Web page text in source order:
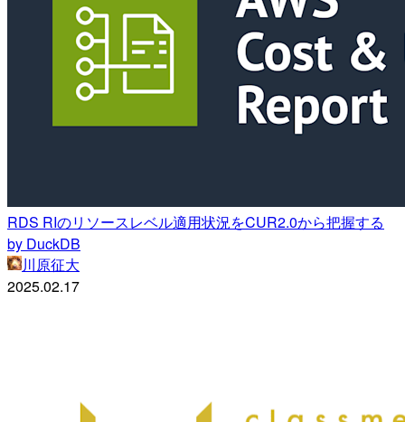
RDS RIのリソースレベル適用状況をCUR2.0から把握する
by DuckDB
川原征大
2025.02.17